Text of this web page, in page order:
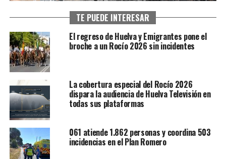
TE PUEDE INTERESAR
El regreso de Huelva y Emigrantes pone el
broche a un Rocío 2026 sin incidentes
La cobertura especial del Rocío 2026
dispara la audiencia de Huelva Televisión en
todas sus plataformas
061 atiende 1.862 personas y coordina 503
incidencias en el Plan Romero